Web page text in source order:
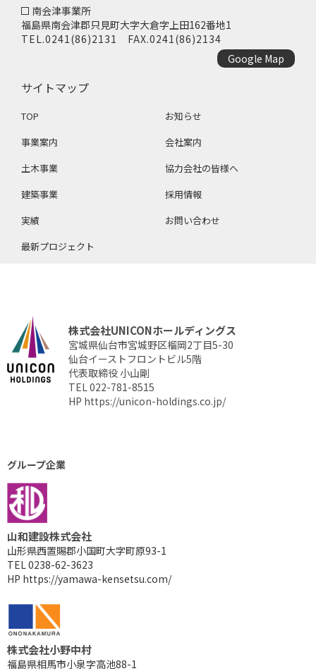
南会津事業所
福島県南会津郡只見町大字大倉字上田162番地1
TEL.0241(86)2131 FAX.0241(86)2134
Google Map
サイトマップ
TOP
事業案内
土木事業
建築事業
実績
最新プロジェクト
お知らせ
会社案内
協力会社の皆様へ
採用情報
お問い合わせ
株式会社UNICONホールディングス
宮城県仙台市宮城野区榴岡2丁目5-30
仙台イーストフロントビル5階
代表取締役 小山剛
TEL 022-781-8515
HP https://unicon-holdings.co.jp/
グループ企業
山和建設株式会社
山形県西置賜郡小国町大字町原93-1
TEL 0238-62-3623
HP https://yamawa-kensetsu.com/
株式会社小野中村
福島県相馬市小泉字高池88-1